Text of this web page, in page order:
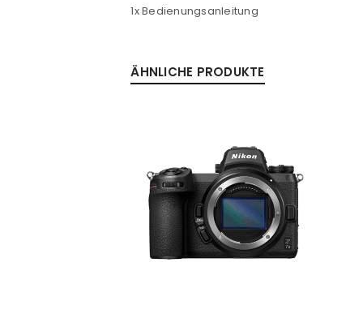
ANMELDEN
1x Bedienungsanleitung
ÄHNLICHE PRODUKTE